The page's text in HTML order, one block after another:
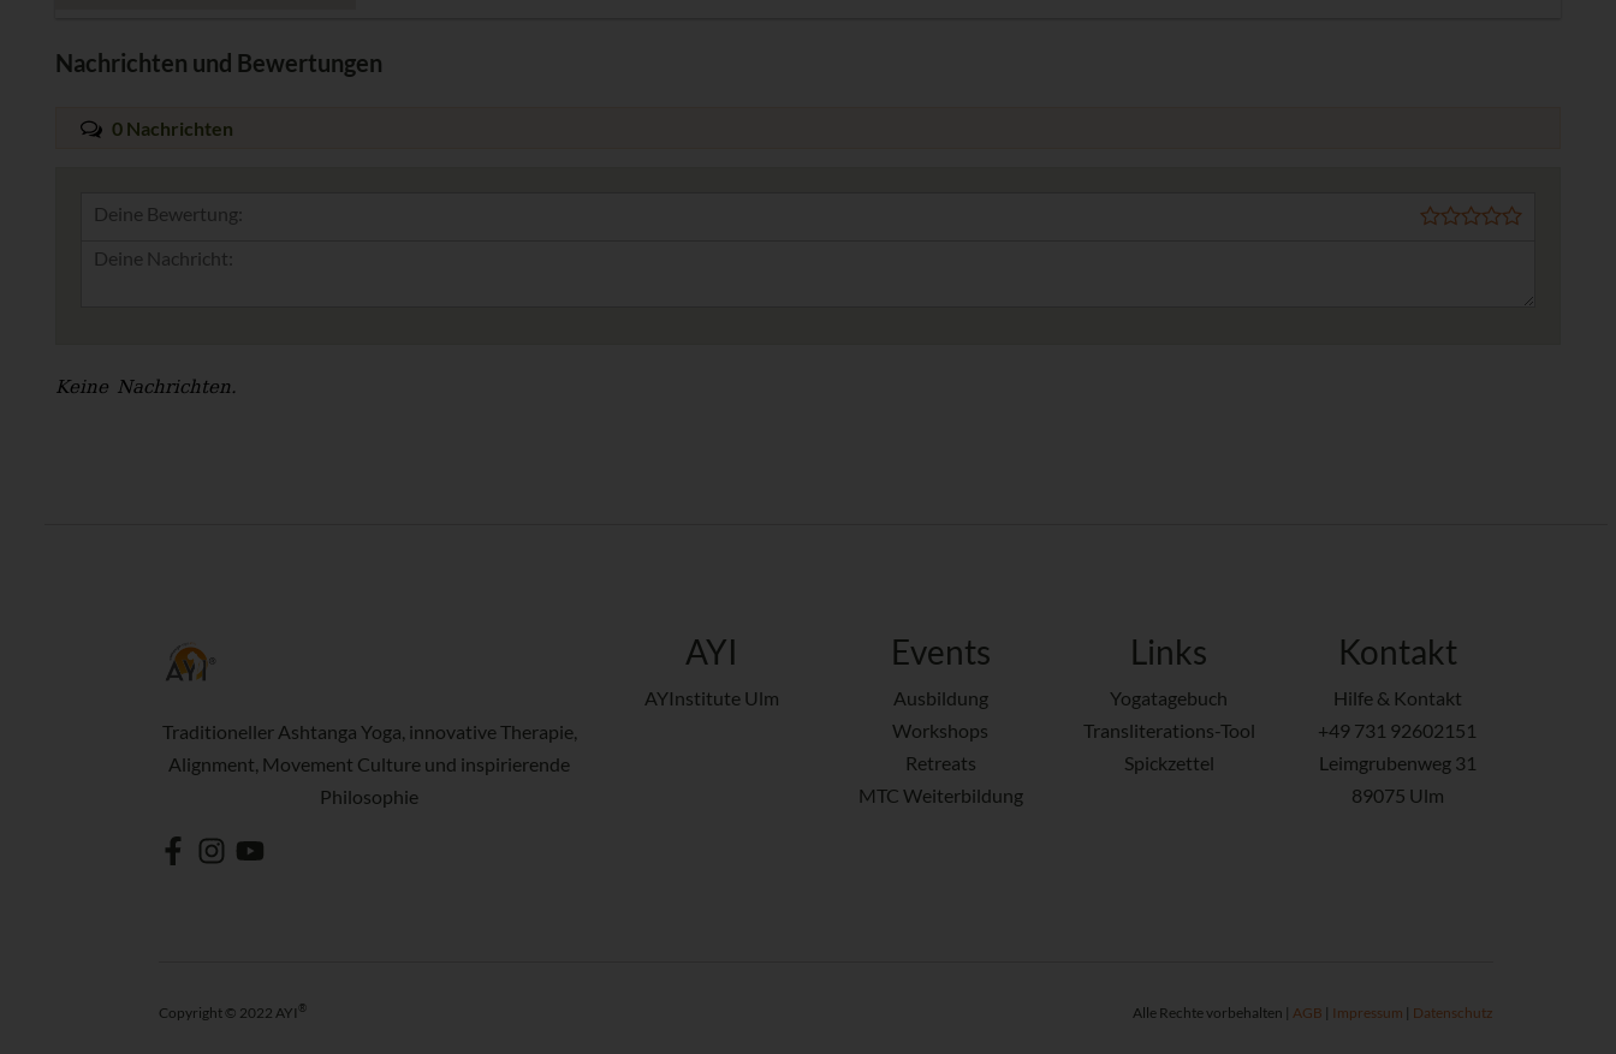
Nachrichten und Bewertungen
0 Nachrichten
Deine Bewertung:
Keine Nachrichten.
Traditioneller Ashtanga Yoga, innovative Therapie,
Alignment, Movement Culture und inspirierende
Philosophie
AYI
AYInstitute Ulm
Events
Ausbildung
Workshops
Retreats
MTC Weiterbildung
Links
Yogatagebuch
Transliterations-Tool
Spickzettel
Kontakt
Hilfe & Kontakt
+49 731 92602151
Leimgrubenweg 31
89075 Ulm
Copyright © 2022 AYI ® Alle Rechte vorbehalten | AGB | Impressum | Datenschutz